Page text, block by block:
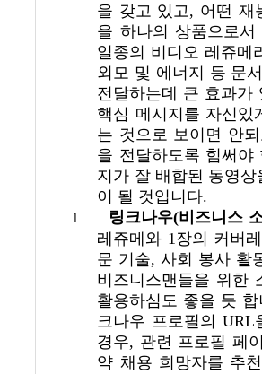
을 갖고 있고 , 어떤 재
을 하나의 상품으로
일종의 비디오 레쥬메
외모 및 에너지 등 문
전달하는데 큰 효과가
핵심 메시지를 자신있
는 것으로 보이면 안
을 전달하도록 힘써야
지가 잘 배합된 동영상
이 될 것입니다.
l 링크나우(비즈니스
레쥬메와 1 장의 커버
문 기술,사회 봉사 활
비즈니스맨들을 위한
활용하심도 좋을 듯 합
크나우 프로필의 URL
경우, 관련 프로필 페
약 채용 희망자를 추